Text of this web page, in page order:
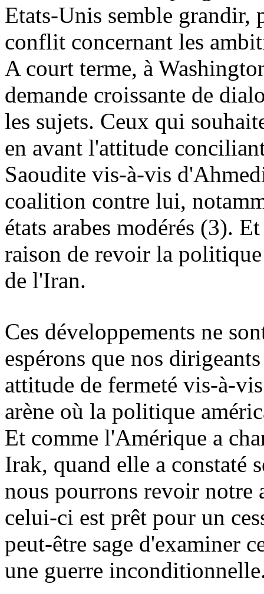
Etats-Unis semble grandir,
conflit concernant les
A court terme, à
demande croissante de
les sujets. Ceux qui
en avant l'attitude
Saoudite vis-à-vis d'
coalition contre lui,
états arabes modérés (3).
raison de revoir la
de l'Iran.
Ces développements ne
espérons que nos
attitude de fermeté vis-à-
arène où la politique
Et comme l'Amérique a
Irak, quand elle a constaté
nous pourrons revoir notre
celui-ci est prêt pour un
peut-être sage d'examiner
une guerre